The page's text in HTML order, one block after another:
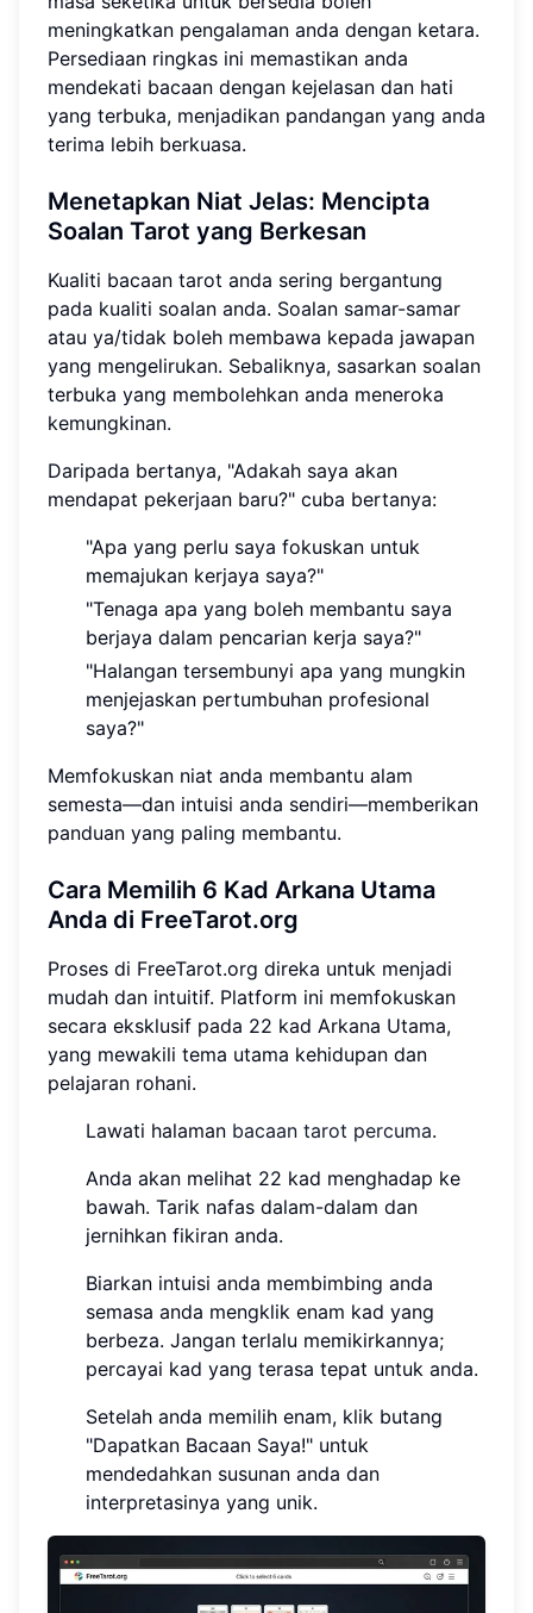
meningkatkan pengalaman anda dengan ketara.
Persediaan ringkas ini memastikan anda
mendekati bacaan dengan kejelasan dan hati
yang terbuka, menjadikan pandangan yang anda
terima lebih berkuasa.
Menetapkan Niat Jelas: Mencipta
Soalan Tarot yang Berkesan
Kualiti bacaan tarot anda sering bergantung
pada kualiti soalan anda. Soalan samar-samar
atau ya/tidak boleh membawa kepada jawapan
yang mengelirukan. Sebaliknya, sasarkan soalan
terbuka yang membolehkan anda meneroka
kemungkinan.
Daripada bertanya, "Adakah saya akan
mendapat pekerjaan baru?" cuba bertanya:
"Apa yang perlu saya fokuskan untuk
memajukan kerjaya saya?"
"Tenaga apa yang boleh membantu saya
berjaya dalam pencarian kerja saya?"
"Halangan tersembunyi apa yang mungkin
menjejaskan pertumbuhan profesional
saya?"
Memfokuskan niat anda membantu alam
semesta—dan intuisi anda sendiri—memberikan
panduan yang paling membantu.
Cara Memilih 6 Kad Arkana Utama
Anda di FreeTarot.org
Proses di FreeTarot.org direka untuk menjadi
mudah dan intuitif. Platform ini memfokuskan
secara eksklusif pada 22 kad Arkana Utama,
yang mewakili tema utama kehidupan dan
pelajaran rohani.
Lawati halaman bacaan tarot percuma.
Anda akan melihat 22 kad menghadap ke
bawah. Tarik nafas dalam-dalam dan
jernihkan fikiran anda.
Biarkan intuisi anda membimbing anda
semasa anda mengklik enam kad yang
berbeza. Jangan terlalu memikirkannya;
percayai kad yang terasa tepat untuk anda.
Setelah anda memilih enam, klik butang
"Dapatkan Bacaan Saya!" untuk
mendedahkan susunan anda dan
interpretasinya yang unik.